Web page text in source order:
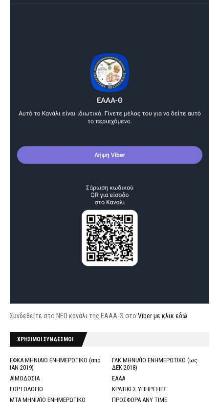
Συνδεθείτε στο ΝΕΟ κανάλι της ΕΑΑΑ-Θ στο Viber με κλικ εδώ
ΧΡΗΣΙΜΟΙ ΣΥΝΔΕΣΜΟΙ
ΕΦΚΑ ΜΗΝΙΑΙΟ ΕΝΗΜΕΡΩΤΙΚΟ (από
ΙΑΝ-2019)
ΓΛΚ ΜΗΝΙΑΊΟ ΕΝΗΜΕΡΩΤΙΚΟ (ως
ΔΕΚ-2018)
ΑΙΜΟΔΟΣΙΑ
ΕΑΑΑ
ΕΟΡΤΟΛΟΓΙΟ
ΚΡΑΤΙΚΕΣ ΥΠΗΡΕΣΙΕΣ
ΜΤΑ ΜΗΝΙΑΊΟ ΕΝΗΜΕΡΩΤΙΚΟ
ΠΡΟΣΦΟΡΑ ANY TIME